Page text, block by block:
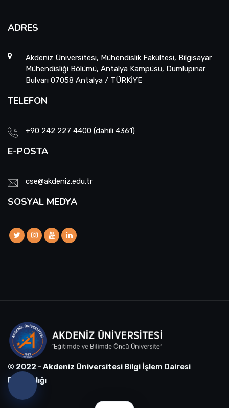
ADRES
Akdeniz Üniversitesi, Mühendislik Fakültesi, Bilgisayar
Mühendisliği Bölümü, Antalya Kampüsü, Dumlupınar
Bulvarı 07058 Antalya / TÜRKİYE
TELEFON
+90 242 227 4400 (dahili 4361)
E-POSTA
cse@akdeniz.edu.tr
SOSYAL MEDYA
© 2022 - Akdeniz Üniversitesi Bilgi İşlem Dairesi
Başkanlığı